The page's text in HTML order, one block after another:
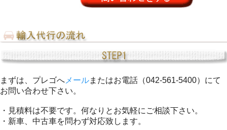
まずは、プレゴへ メールまたはお電話（042-561-5400）にて
お問い合わせ下さい。
・見積料は不要です。何なりとお気軽にご相談下さい。
・新車、中古車を問わず対応致します。